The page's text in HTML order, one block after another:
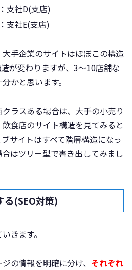
支社D(支店)
支社E(支店)
手企業のサイトはほぼこの構造
が変わりますが、3～10店舗な
かと思います。
ラスある場合は、大手の小売り
食店のサイト構造を見てみると
サイトはすべて階層構造になっ
はツリー型で書き出してみまし
(SEO対策)
きます。
の情報を明確に分け、 それぞれ